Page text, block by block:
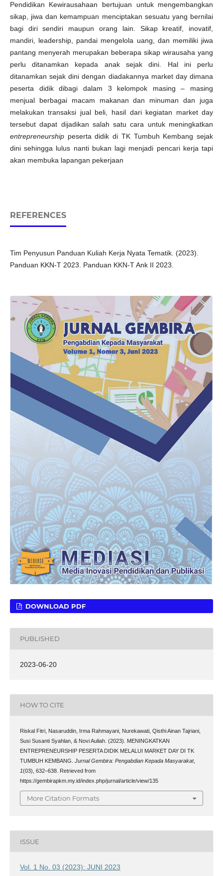
Pendidikan Kewirausahaan bertujuan untuk mengembangkan
sikap, jiwa dan kemampuan menciptakan sesuatu yang bernilai
bagi diri sendiri maupun orang lain. Sikap kreatif, inovatif,
mandiri, leadership, pandai mengelola uang, dan memiliki jiwa
pantang menyerah merupakan beberapa sikap wirausaha yang
perlu ditanamkan kepada anak sejak dini. Hal ini perlu
ditanamkan sejak dini dengan diadakannya market day dimana
peserta didik dibagi dalam 3 kelompok masing – masing
menjual berbagai macam makanan dan minuman dan juga
melakukan transaksi jual beli, hasil dari kegiatan market day
tersebut dapat dijadikan salah satu cara untuk meningkatkan
entrepreneurshippeserta didik di TK Tumbuh Kembang sejak
dini sehingga lulus nanti bukan lagi menjadi pencari kerja tapi
akan membuka lapangan pekerjaan
REFERENCES
Tim Penyusun Panduan Kuliah Kerja Nyata Tematik. (2023).
Panduan KKN-T 2023. Panduan KKN-T Ank II 2023.
DOWNLOAD PDF
PUBLISHED
2023-06-20
HOW TO CITE
Riskal Fitri, Nasaruddin, Irma Rahmayani, Nurekawati, Qisthi Ainan Tajriani,
Susi Susanti Syahlan, & Novi Auliah. (2023). MENINGKATKAN
ENTREPRENEURSHIP PESERTA DIDIK MELALUI MARKET DAY DI TK
TUMBUH KEMBANG. Jurnal Gembira: Pengabdian Kepada Masyarakat,
1(03), 632–638. Retrieved from
https://gembirapkm.my.id/index.php/jurnal/article/view/135
More Citation Formats
ISSUE
Vol. 1 No. 03 (2023): JUNI 2023